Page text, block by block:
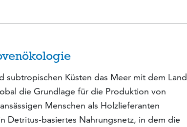
subtropischen Küsten das Meer mit dem Land
die Grundlage für die Produktion von
Menschen als Holzlieferanten
Detritus-basiertes Nahrungsnetz, in dem die